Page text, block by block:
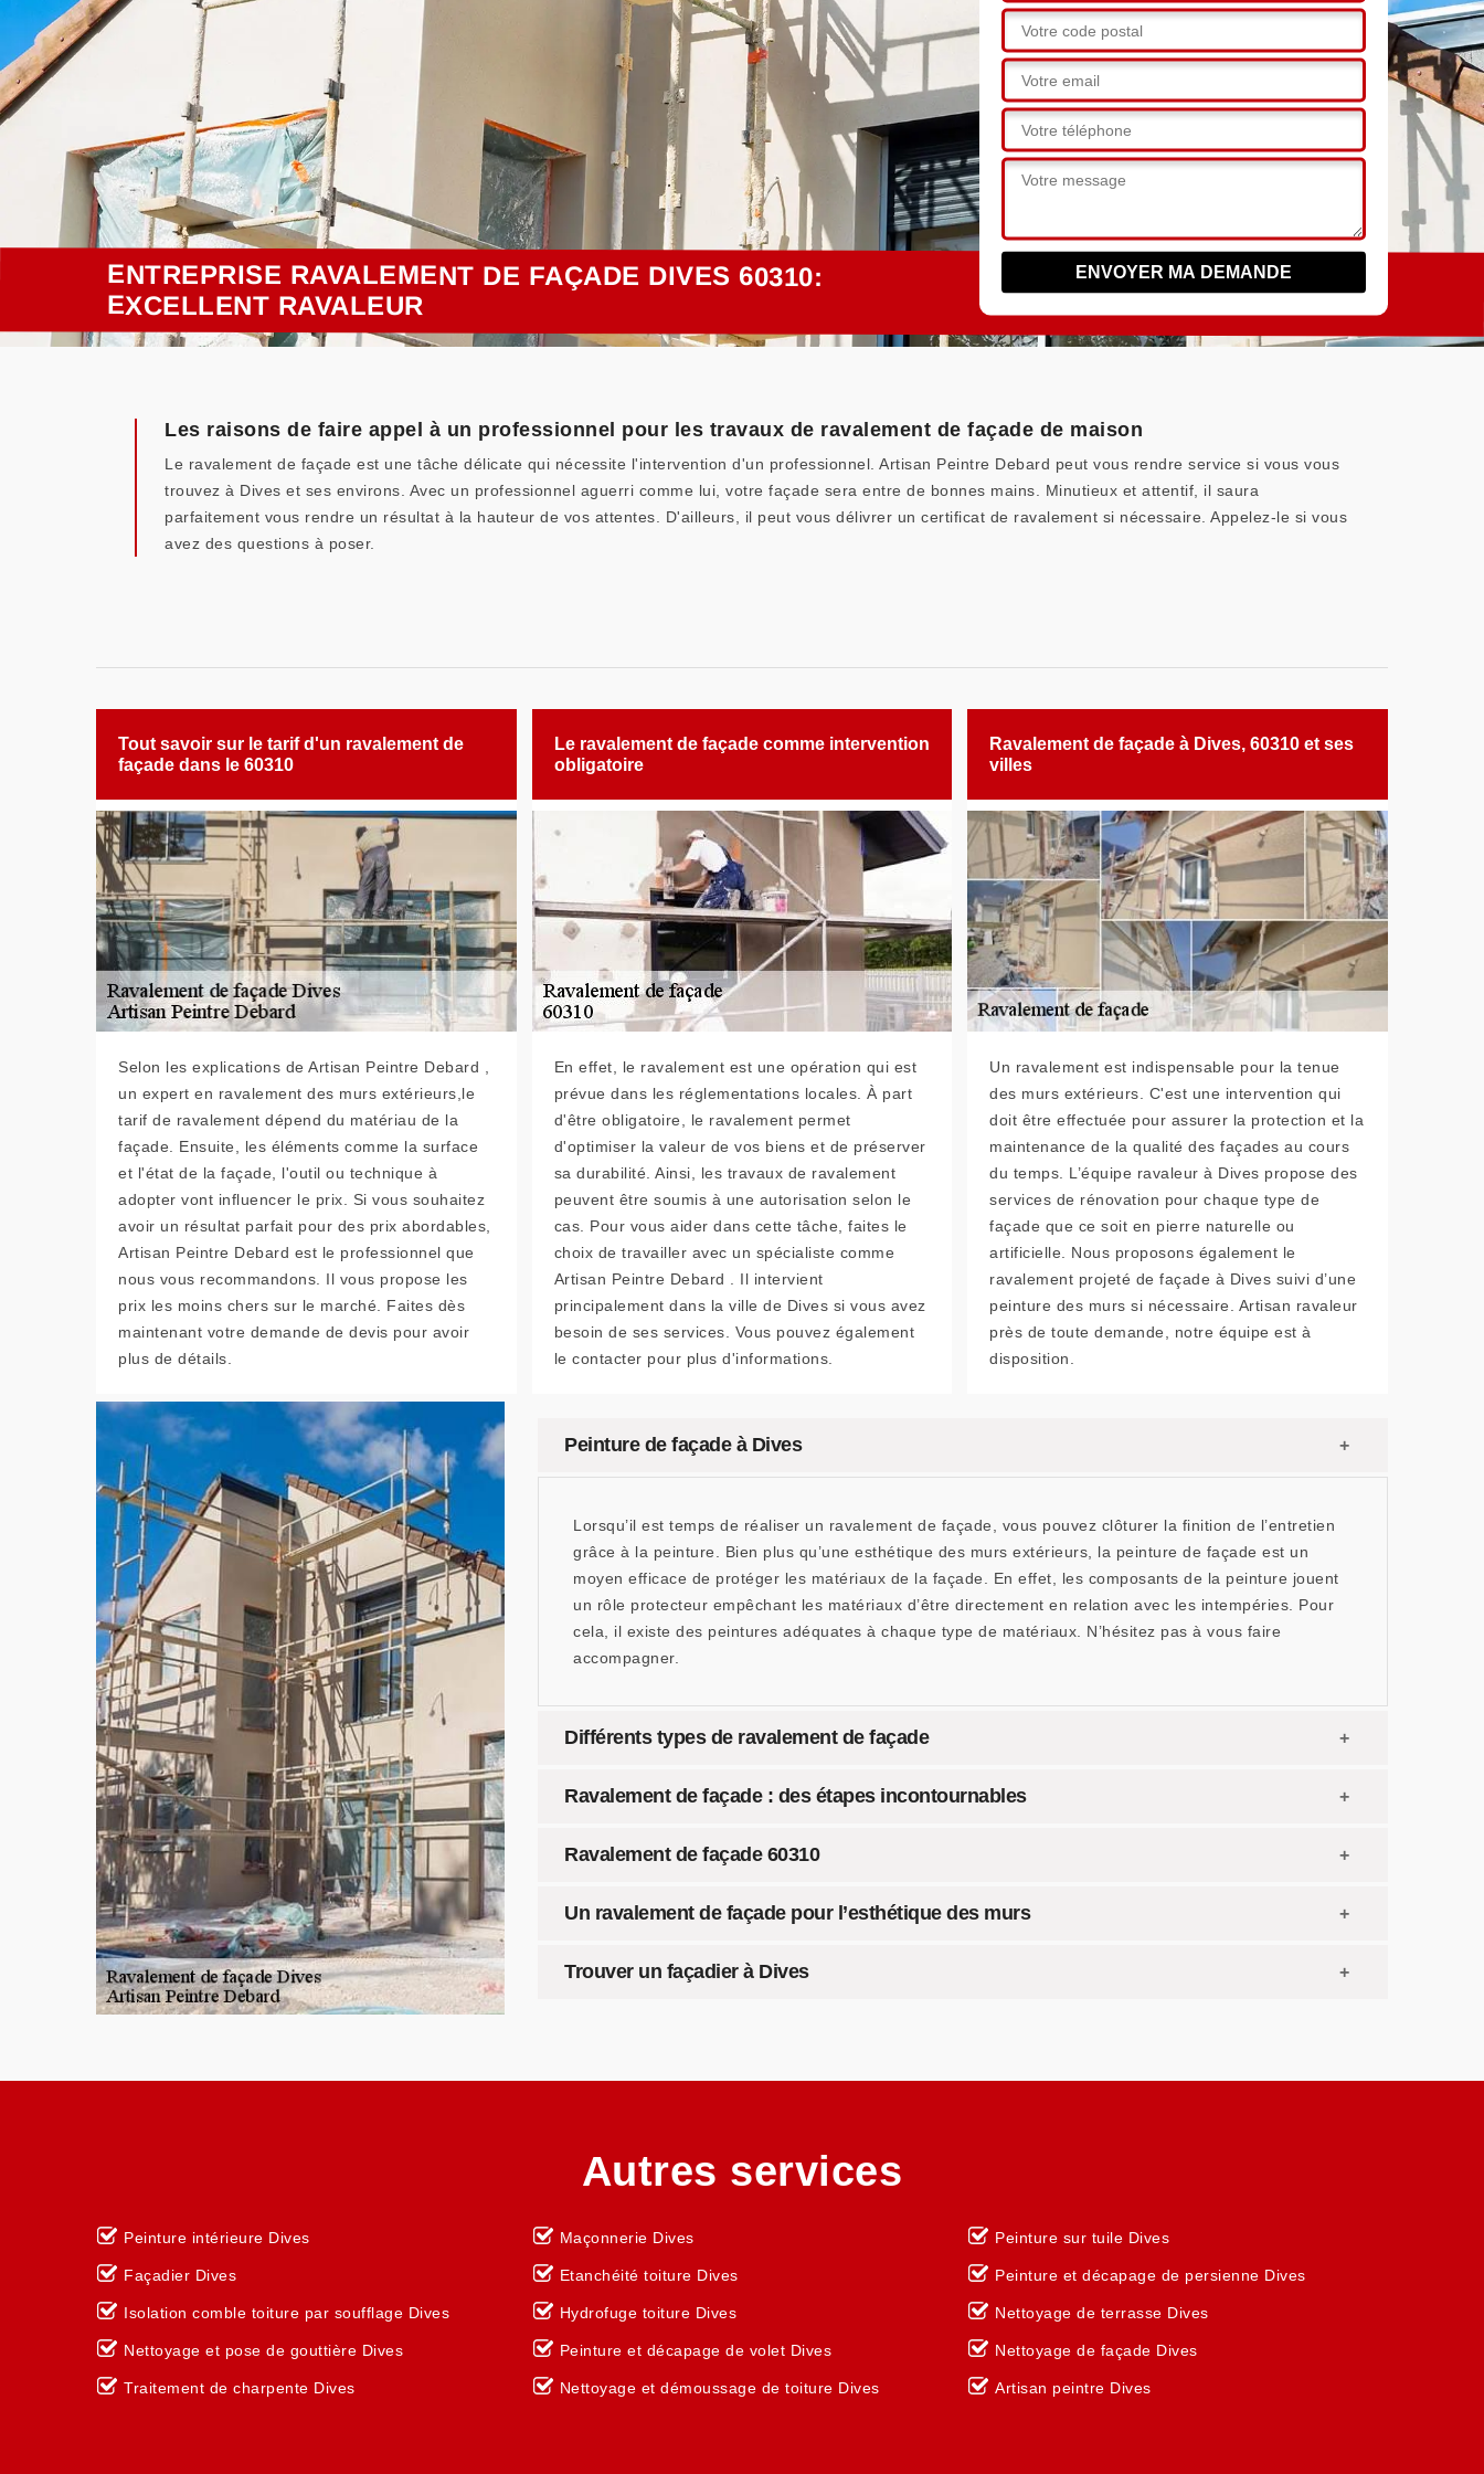
ENTREPRISE RAVALEMENT DE FAÇADE DIVES 60310:
EXCELLENT RAVALEUR
Les raisons de faire appel à un professionnel pour les travaux de ravalement de façade de maison
Le ravalement de façade est une tâche délicate qui nécessite l'intervention d'un professionnel. Artisan Peintre Debard peut vous rendre service si vous vous
trouvez à Dives et ses environs. Avec un professionnel aguerri comme lui, votre façade sera entre de bonnes mains. Minutieux et attentif, il saura
parfaitement vous rendre un résultat à la hauteur de vos attentes. D'ailleurs, il peut vous délivrer un certificat de ravalement si nécessaire. Appelez-le si vous
avez des questions à poser.
Tout savoir sur le tarif d'un ravalement de
façade dans le 60310
Selon les explications de Artisan Peintre Debard ,
un expert en ravalement des murs extérieurs,le
tarif de ravalement dépend du matériau de la
façade. Ensuite, les éléments comme la surface
et l'état de la façade, l'outil ou technique à
adopter vont influencer le prix. Si vous souhaitez
avoir un résultat parfait pour des prix abordables,
Artisan Peintre Debard est le professionnel que
nous vous recommandons. Il vous propose les
prix les moins chers sur le marché. Faites dès
maintenant votre demande de devis pour avoir
plus de détails.
Le ravalement de façade comme intervention
obligatoire
En effet, le ravalement est une opération qui est
prévue dans les réglementations locales. À part
d'être obligatoire, le ravalement permet
d'optimiser la valeur de vos biens et de préserver
sa durabilité. Ainsi, les travaux de ravalement
peuvent être soumis à une autorisation selon le
cas. Pour vous aider dans cette tâche, faites le
choix de travailler avec un spécialiste comme
Artisan Peintre Debard . Il intervient
principalement dans la ville de Dives si vous avez
besoin de ses services. Vous pouvez également
le contacter pour plus d'informations.
Ravalement de façade à Dives, 60310 et ses
villes
Un ravalement est indispensable pour la tenue
des murs extérieurs. C'est une intervention qui
doit être effectuée pour assurer la protection et la
maintenance de la qualité des façades au cours
du temps. L’équipe ravaleur à Dives propose des
services de rénovation pour chaque type de
façade que ce soit en pierre naturelle ou
artificielle. Nous proposons également le
ravalement projeté de façade à Dives suivi d’une
peinture des murs si nécessaire. Artisan ravaleur
près de toute demande, notre équipe est à
disposition.
Peinture de façade à Dives
Lorsqu’il est temps de réaliser un ravalement de façade, vous pouvez clôturer la finition de l’entretien
grâce à la peinture. Bien plus qu’une esthétique des murs extérieurs, la peinture de façade est un
moyen efficace de protéger les matériaux de la façade. En effet, les composants de la peinture jouent
un rôle protecteur empêchant les matériaux d’être directement en relation avec les intempéries. Pour
cela, il existe des peintures adéquates à chaque type de matériaux. N’hésitez pas à vous faire
accompagner.
Différents types de ravalement de façade
Ravalement de façade : des étapes incontournables
Ravalement de façade 60310
Un ravalement de façade pour l’esthétique des murs
Trouver un façadier à Dives
Autres services
Peinture intérieure Dives
Façadier Dives
Isolation comble toiture par soufflage Dives
Nettoyage et pose de gouttière Dives
Traitement de charpente Dives
Maçonnerie Dives
Etanchéité toiture Dives
Hydrofuge toiture Dives
Peinture et décapage de volet Dives
Nettoyage et démoussage de toiture Dives
Peinture sur tuile Dives
Peinture et décapage de persienne Dives
Nettoyage de terrasse Dives
Nettoyage de façade Dives
Artisan peintre Dives